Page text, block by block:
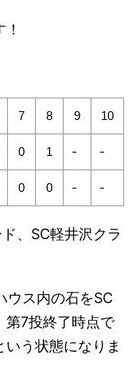
7 8 9 10
0 1 - -
0 0 - -
、SC軽井沢クラ
ウス内の石をSC
第7投終了時点で
う状態になりま